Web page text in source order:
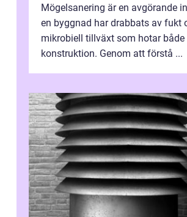
Mögelsanering är en avgörande
en byggnad har drabbats av fukt
mikrobiell tillväxt som hotar både
konstruktion. Genom att förstå ...